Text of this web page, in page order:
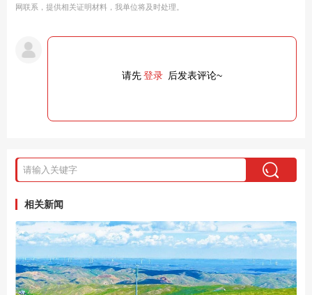
网联系，提供相关证明材料，我单位将及时处理。
请先登录 后发表评论~
相关新闻